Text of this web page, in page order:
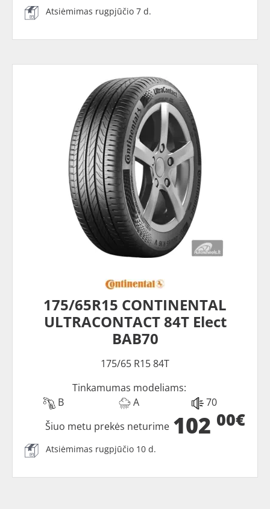
Atsiėmimas rugpjūčio 7 d.
175/65R15 CONTINENTAL
ULTRACONTACT 84T Elect
BAB70
175/65 R15 84T
Tinkamumas modeliams:
B
A 70
102 00€
Šiuo metu prekės neturime
Atsiėmimas rugpjūčio 10 d.